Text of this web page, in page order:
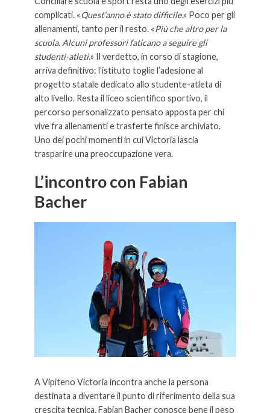
complicati. «Quest’anno è stato difficile.» Poco per gli
allenamenti, tanto per il resto. «Più che altro per la
scuola. Alcuni professori faticano a seguire gli
studenti-atleti.» Il verdetto, in corso di stagione,
arriva definitivo: l’istituto toglie l’adesione al
progetto statale dedicato allo studente-atleta di
alto livello. Resta il liceo scientifico sportivo, il
percorso personalizzato pensato apposta per chi
vive fra allenamenti e trasferte finisce archiviato.
Uno dei pochi momenti in cui Victoria lascia
trasparire una preoccupazione vera.
L’incontro con Fabian
Bacher
A Vipiteno Victoria incontra anche la persona
destinata a diventare il punto di riferimento della sua
crescita tecnica. Fabian Bacher conosce bene il peso